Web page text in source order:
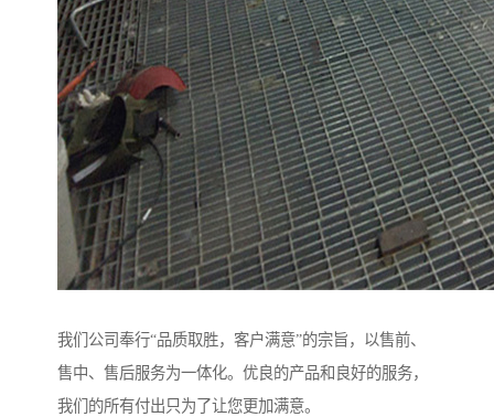
我们公司奉行“品质取胜，客户满意”的宗旨，以售前、
售中、售后服务为一体化。优良的产品和良好的服务，
我们的所有付出只为了让您更加满意。